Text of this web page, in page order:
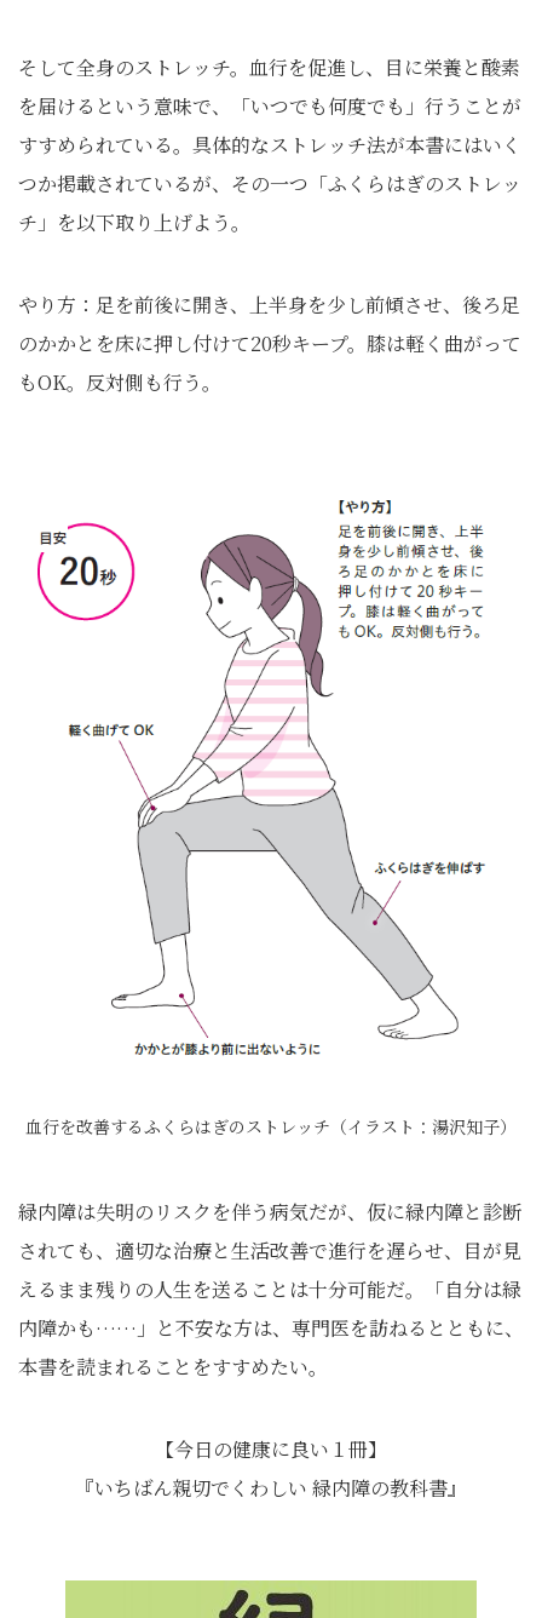
そして全身のストレッチ。血行を促進し、目に栄養と酸素
を届けるという意味で、「いつでも何度でも」行うことが
すすめられている。具体的なストレッチ法が本書にはいく
つか掲載されているが、その一つ「ふくらはぎのストレッ
チ」を以下取り上げよう。
やり方：足を前後に開き、上半身を少し前傾させ、後ろ足
のかかとを床に押し付けて20秒キープ。膝は軽く曲がって
もOK。反対側も行う。
血行を改善するふくらはぎのストレッチ（イラスト：湯沢知子）
緑内障は失明のリスクを伴う病気だが、仮に緑内障と診断
されても、適切な治療と生活改善で進行を遅らせ、目が見
えるまま残りの人生を送ることは十分可能だ。「自分は緑
内障かも……」と不安な方は、専門医を訪ねるとともに、
本書を読まれることをすすめたい。
【今日の健康に良い１冊】
『いちばん親切でくわしい 緑内障の教科書』